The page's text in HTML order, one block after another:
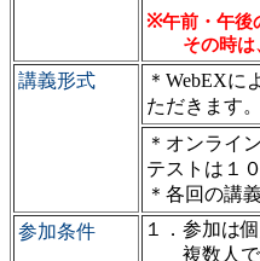
※午前・ 午後
その時は
講義形式 ＊ WebEXに
ただきます。
＊ オンライ
テストは１
＊各回の講
参加条件
１．参加は
複数人で